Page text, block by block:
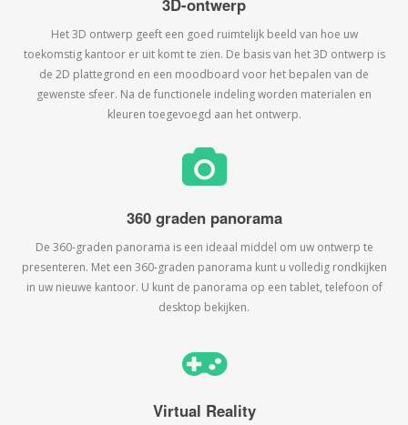
Het 3D ontwerp geeft een goed ruimtelijk beeld van hoe uw
toekomstig kantoor er uit komt te zien. De basis van het 3D ontwerp is
de 2D plattegrond en een moodboard voor het bepalen van de
gewenste sfeer. Na de functionele indeling worden materialen en
kleuren toegevoegd aan het ontwerp.
360 graden panorama
De 360-graden panorama is een ideaal middel om uw ontwerp te
presenteren. Met een 360-graden panorama kunt u volledig rondkijken
in uw nieuwe kantoor. U kunt de panorama op een tablet, telefoon of
desktop bekijken.
Virtual Reality